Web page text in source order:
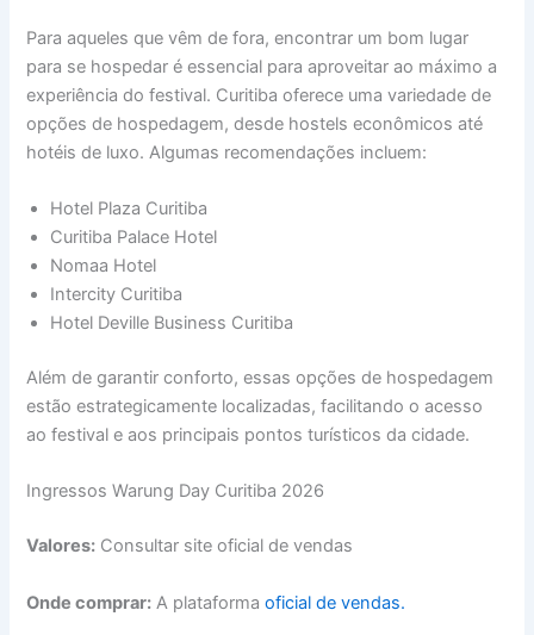
Para aqueles que vêm de fora, encontrar um bom lugar
para se hospedar é essencial para aproveitar ao máximo a
experiência do festival. Curitiba oferece uma variedade de
opções de hospedagem, desde hostels econômicos até
hotéis de luxo. Algumas recomendações incluem:
Hotel Plaza Curitiba
Curitiba Palace Hotel
Nomaa Hotel
Intercity Curitiba
Hotel Deville Business Curitiba
Além de garantir conforto, essas opções de hospedagem
estão estrategicamente localizadas, facilitando o acesso
ao festival e aos principais pontos turísticos da cidade.
Ingressos Warung Day Curitiba 2026
Valores: Consultar site oficial de vendas
Onde comprar: A plataformaoficial de vendas.